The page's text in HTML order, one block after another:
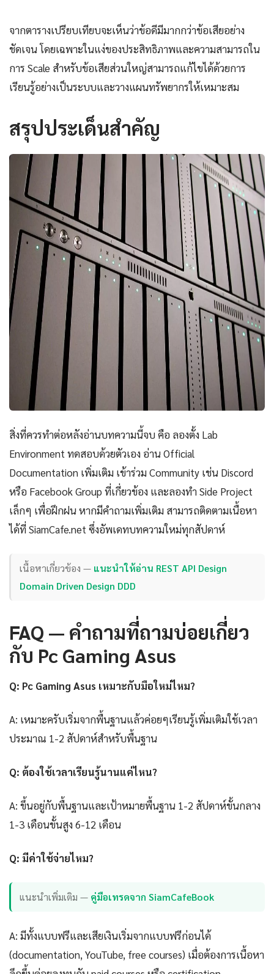
จากตารางเปรียบเทียบจะเห็นว่าข้อดีมีมากกว่าข้อเสียอย่าง
ชัดเจน โดยเฉพาะในแง่ของประสิทธิภาพและความสามารถใน
การ Scale สำหรับข้อเสียส่วนใหญ่สามารถแก้ไขได้ด้วยการ
เรียนรู้อย่างเป็นระบบและวางแผนทรัพยากรให้เหมาะสม
สรุปประเด็นสำคัญ
สิ่งที่ควรทำต่อหลังอ่านบทความนี้จบ คือ ลองตั้ง Lab
Environment ทดสอบด้วยตัวเอง อ่าน Official
Documentation เพิ่มเติม เข้าร่วม Community เช่น Discord
หรือ Facebook Group ที่เกี่ยวข้อง และลองทำ Side Project
เล็กๆ เพื่อฝึกฝน หากมีคำถามเพิ่มเติม สามารถติดตามเนื้อหา
ได้ที่ SiamCafe.net ซึ่งอัพเดทบทความใหม่ทุกสัปดาห์
เนื้อหาเกี่ยวข้อง — แนะนำให้อ่าน REST API Design
Domain Driven Design DDD
FAQ — คำถามที่ถามบ่อยเกี่ยว
กับ Pc Gaming Asus
Q: Pc Gaming Asus เหมาะกับมือใหม่ไหม?
A: เหมาะครับเริ่มจากพื้นฐานแล้วค่อยๆเรียนรู้เพิ่มเติมใช้เวลา
ประมาณ 1-2 สัปดาห์สำหรับพื้นฐาน
Q: ต้องใช้เวลาเรียนรู้นานแค่ไหน?
A: ขึ้นอยู่กับพื้นฐานและเป้าหมายพื้นฐาน 1-2 สัปดาห์ขั้นกลาง
1-3 เดือนขั้นสูง 6-12 เดือน
Q: มีค่าใช้จ่ายไหม?
แนะนำเพิ่มเติม — คู่มือเทรดจาก SiamCafeBook
A: มีทั้งแบบฟรีและเสียเงินเริ่มจากแบบฟรีก่อนได้
(documentation, YouTube, free courses) เมื่อต้องการเนื้อหา